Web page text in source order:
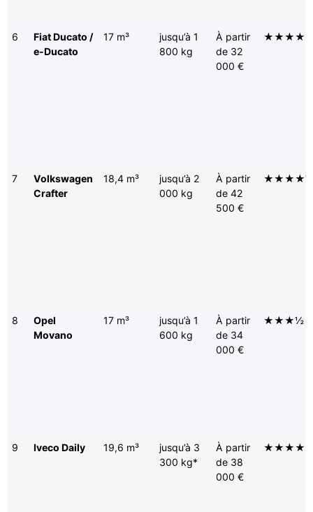
6
Fiat Ducato /
e-Ducato
17 m³
jusqu’à 1
800 kg
À partir
de 32
000 €
★★★★
7
Volkswagen
Crafter
18,4 m³
jusqu’à 2
000 kg
À partir
de 42
500 €
8
Opel
Movano
17 m³
jusqu’à 1
600 kg
À partir
de 34
000 €
★★★½
9 Iveco Daily 19,6 m³
jusqu’à 3
300 kg*
À partir
de 38
000 €
★★★★